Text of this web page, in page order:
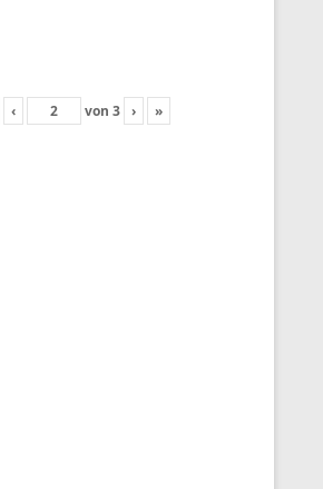
‹ von 3 › »